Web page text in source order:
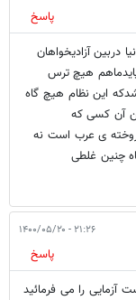
پاسخ
دربین آزادیخواهان
هیچ ترس
این نظام هیچ گاه
آن کسی که
ی عرب است نه
چنین غلطی
۲۱:۲۶ - ۱۴۰۰/۰۵/۲۰
پاسخ
آزمایی را می فرمائید